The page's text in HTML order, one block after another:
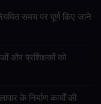
समय पर पूर्ण किए जाने
और प्रशिक्षकों को
के निर्माण कार्यों की